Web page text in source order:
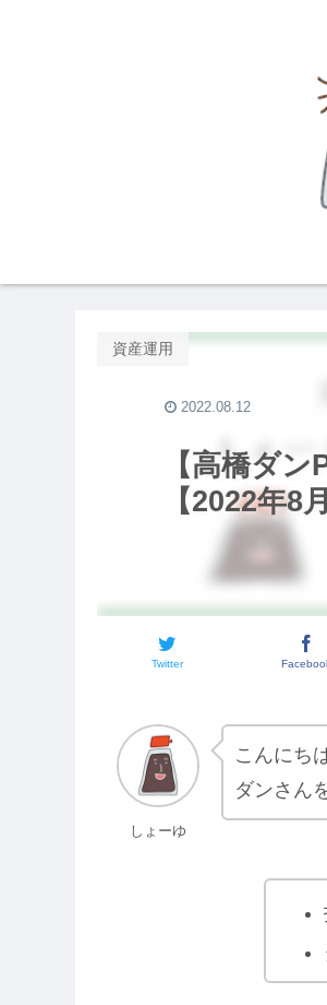
【高橋ダ
【2022年8
資産運用
Twitter
2022.08.12
しょーゆ
こんにち
ダンさん